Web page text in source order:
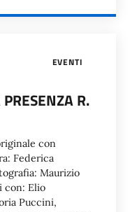
EVENTI
R.
con
Federica
Maurizio
con: Elio
Puccini,